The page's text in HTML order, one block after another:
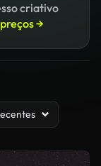
criativo
→